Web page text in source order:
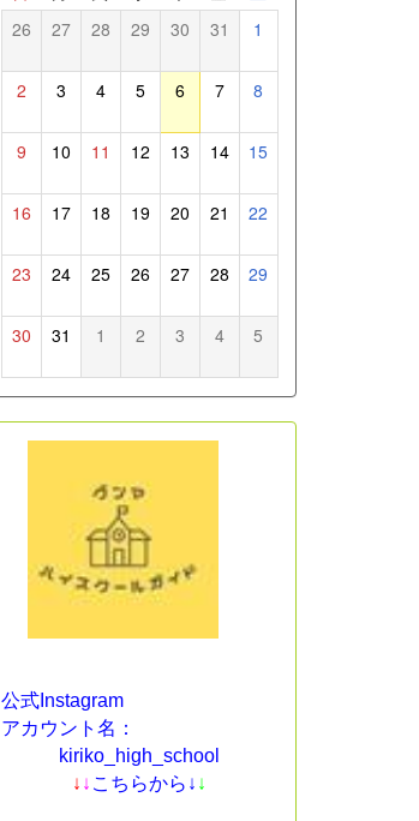
26 27 28 29 30 31 1
2 3 4 5 6 7 8
9 10 11 12 13 14 15
16 17 18 19 20 21 22
23 24 25 26 27 28 29
30 31 1 2 3 4 5
公式Instagram
アカウント名：
kiriko_high_school
↓ ↓ こちらから↓ ↓